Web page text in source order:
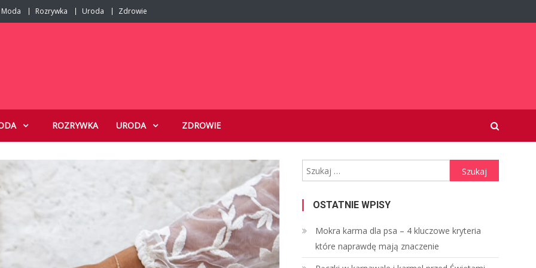
Moda Rozrywka Uroda Zdrowie
ROZRYWKA URODA ZDROWIE
Szukaj:
OSTATNIE WPISY
Mokra karma dla psa – 4 kluczowe kryteria
które naprawdę mają znaczenie